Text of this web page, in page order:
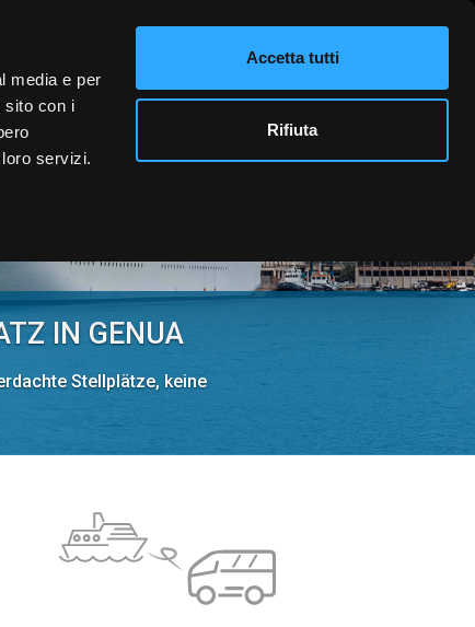
media e per
sito con i
servizi.
Accetta tutti
Rifiuta
IN GENUA
Stellplätze, keine